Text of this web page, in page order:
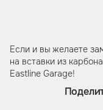
Если и вы желаете
на вставки из
Eastline Garage!